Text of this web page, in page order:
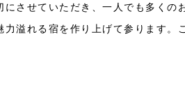
させていただき、一人でも多くの
溢れる宿を作り上げて参ります。